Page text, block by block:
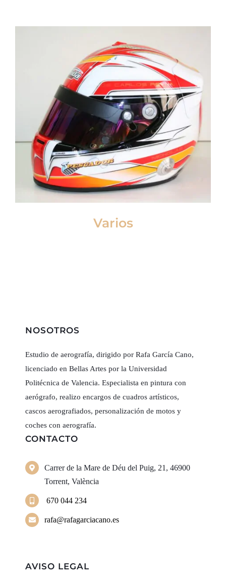
Varios
NOSOTROS
Estudio de aerografía, dirigido por Rafa García Cano,
licenciado en Bellas Artes por la Universidad
Politécnica de Valencia. Especialista en pintura con
aerógrafo, realizo encargos de cuadros artísticos,
cascos aerografiados, personalización de motos y
coches con aerografía.
CONTACTO
Carrer de la Mare de Déu del Puig, 21, 46900
Torrent, València
670 044 234
rafa@rafagarciacano.es
AVISO LEGAL